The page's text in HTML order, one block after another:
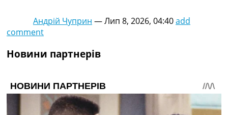
Андрій Чуприн —Лип 8, 2026, 04:40add
comment
Новини партнерів